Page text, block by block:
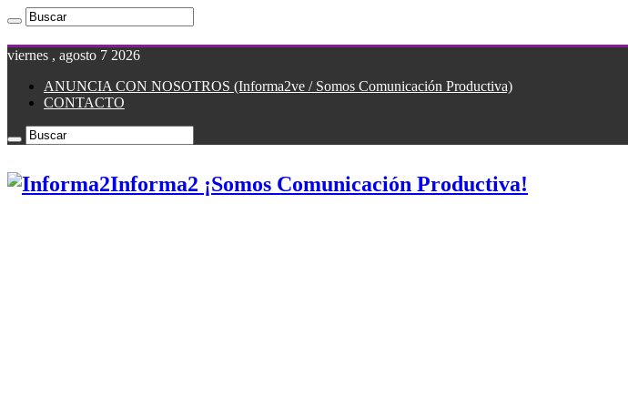
viernes , agosto 7 2026
ANUNCIA CON NOSOTROS (Informa2ve / Somos Comunicación Productiva)
CONTACTO
Informa2 ¡Somos Comunicación Productiva!